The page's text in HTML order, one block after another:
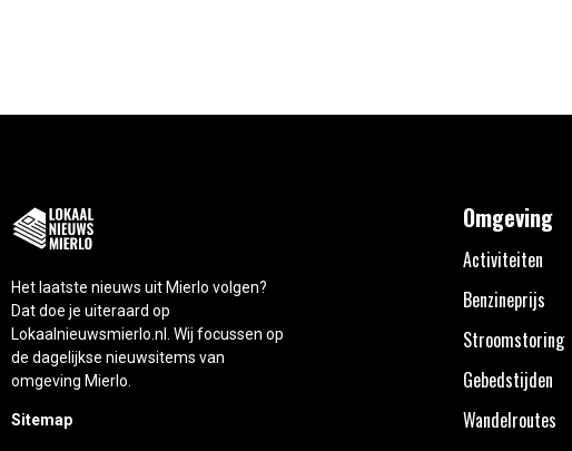
Het laatste nieuws uit Mierlo volgen?
Dat doe je uiteraard op
Lokaalnieuwsmierlo.nl. Wij focussen op
de dagelijkse nieuwsitems van
omgeving Mierlo.
Sitemap
Omgeving
Activiteiten
Benzineprijs
Stroomstoring
Gebedstijden
Wandelroutes